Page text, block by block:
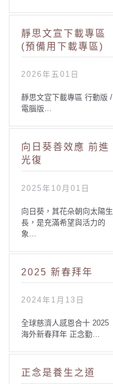
靜思文宣下載專區
(預備用下載專區)
2026年五01日
靜思文宣下載專區 行動版 /
電腦版…
向日葵善效應 前進
光復
2025年10月01日
向日葵，其花朵朝向太陽生
長，是充滿希望與活力的
象…
2025 新春拜年
2024年1月13日
全球慈濟人感恩合十 2025
海外新春拜年 正念勤…
正念是養生之道